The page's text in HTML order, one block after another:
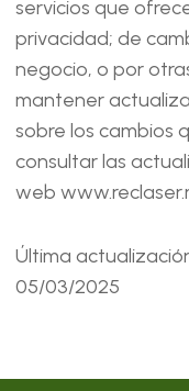
servicios que
privacidad; de
negocio, o por
mantener
sobre los cambios
consultar las
web
Última
05/03/2025